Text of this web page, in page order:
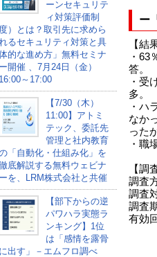
ーンセキュリテ
ィ対策評価制
度）とは？取引先に求めら
るセキュリティ対策と具
的な進め方」無料セミナ
ー開催 、7月24日（金）
16:00～17:00
【7/30（木）
11:00】アトミ
テック、委託先
管理と社内教育
「自動化・仕組み化」を
底解説する無料ウェビナ
ーを、LRM株式会社と共催
【部下からの逆
パワハラ実態ラ
ンキング】1位
は「感情を露骨
に出す」－エムフロ調べ
ー
【結
・63
答。
・受
多。
・ハ
なか
った
・職
【調
調査
調査
調査
有効